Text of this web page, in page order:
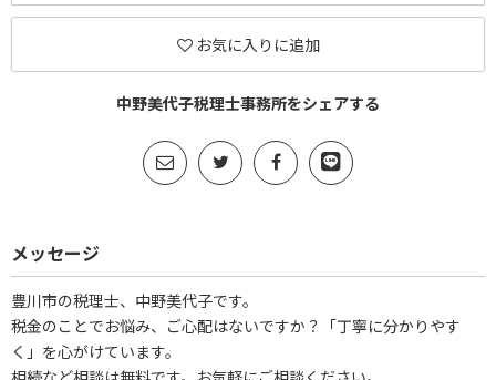
お気に入りに追加
中野美代子税理士事務所をシェアする
メッセージ
豊川市の税理士、中野美代子です。
税金のことでお悩み、ご心配はないですか？「丁寧に分かりやす
く」を心がけています。